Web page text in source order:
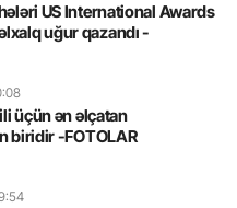
US International Awards
uğur qazandı -
üçün ən əlçatan
biridir -FOTOLAR